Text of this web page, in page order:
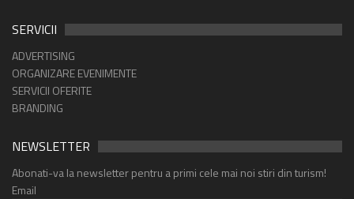
SERVICII
ADVERTISING
ORGANIZARE EVENIMENTE
SERVICII OFERITE
BRANDING
NEWSLETTER
Abonati-va la newsletter pentru a primi cele mai noi stiri din turism!
Email